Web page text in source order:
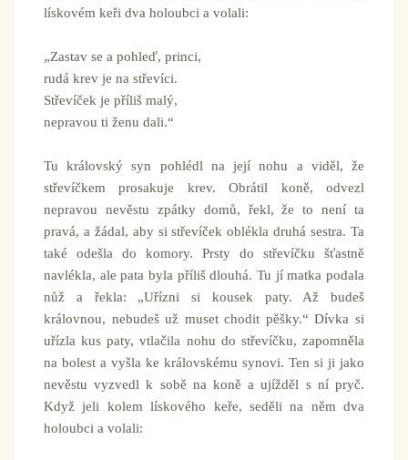
lískovém keři dva holoubci a volali:
„Zastav se a pohleď, princi,
rudá krev je na střevíci.
Střevíček je příliš malý,
nepravou ti ženu dali.“
Tu královský syn pohlédl na její nohu a viděl, že
střevíčkem prosakuje krev. Obrátil koně, odvezl
nepravou nevěstu zpátky domů, řekl, že to není ta
pravá, a žádal, aby si střevíček oblékla druhá sestra. Ta
také odešla do komory. Prsty do střevíčku šťastně
navlékla, ale pata byla příliš dlouhá. Tu jí matka podala
nůž a řekla: „Uřízni si kousek paty. Až budeš
královnou, nebudeš už muset chodit pěšky.“ Dívka si
uřízla kus paty, vtlačila nohu do střevíčku, zapomněla
na bolest a vyšla ke královskému synovi. Ten si ji jako
nevěstu vyzvedl k sobě na koně a ujížděl s ní pryč.
Když jeli kolem lískového keře, seděli na něm dva
holoubci a volali: